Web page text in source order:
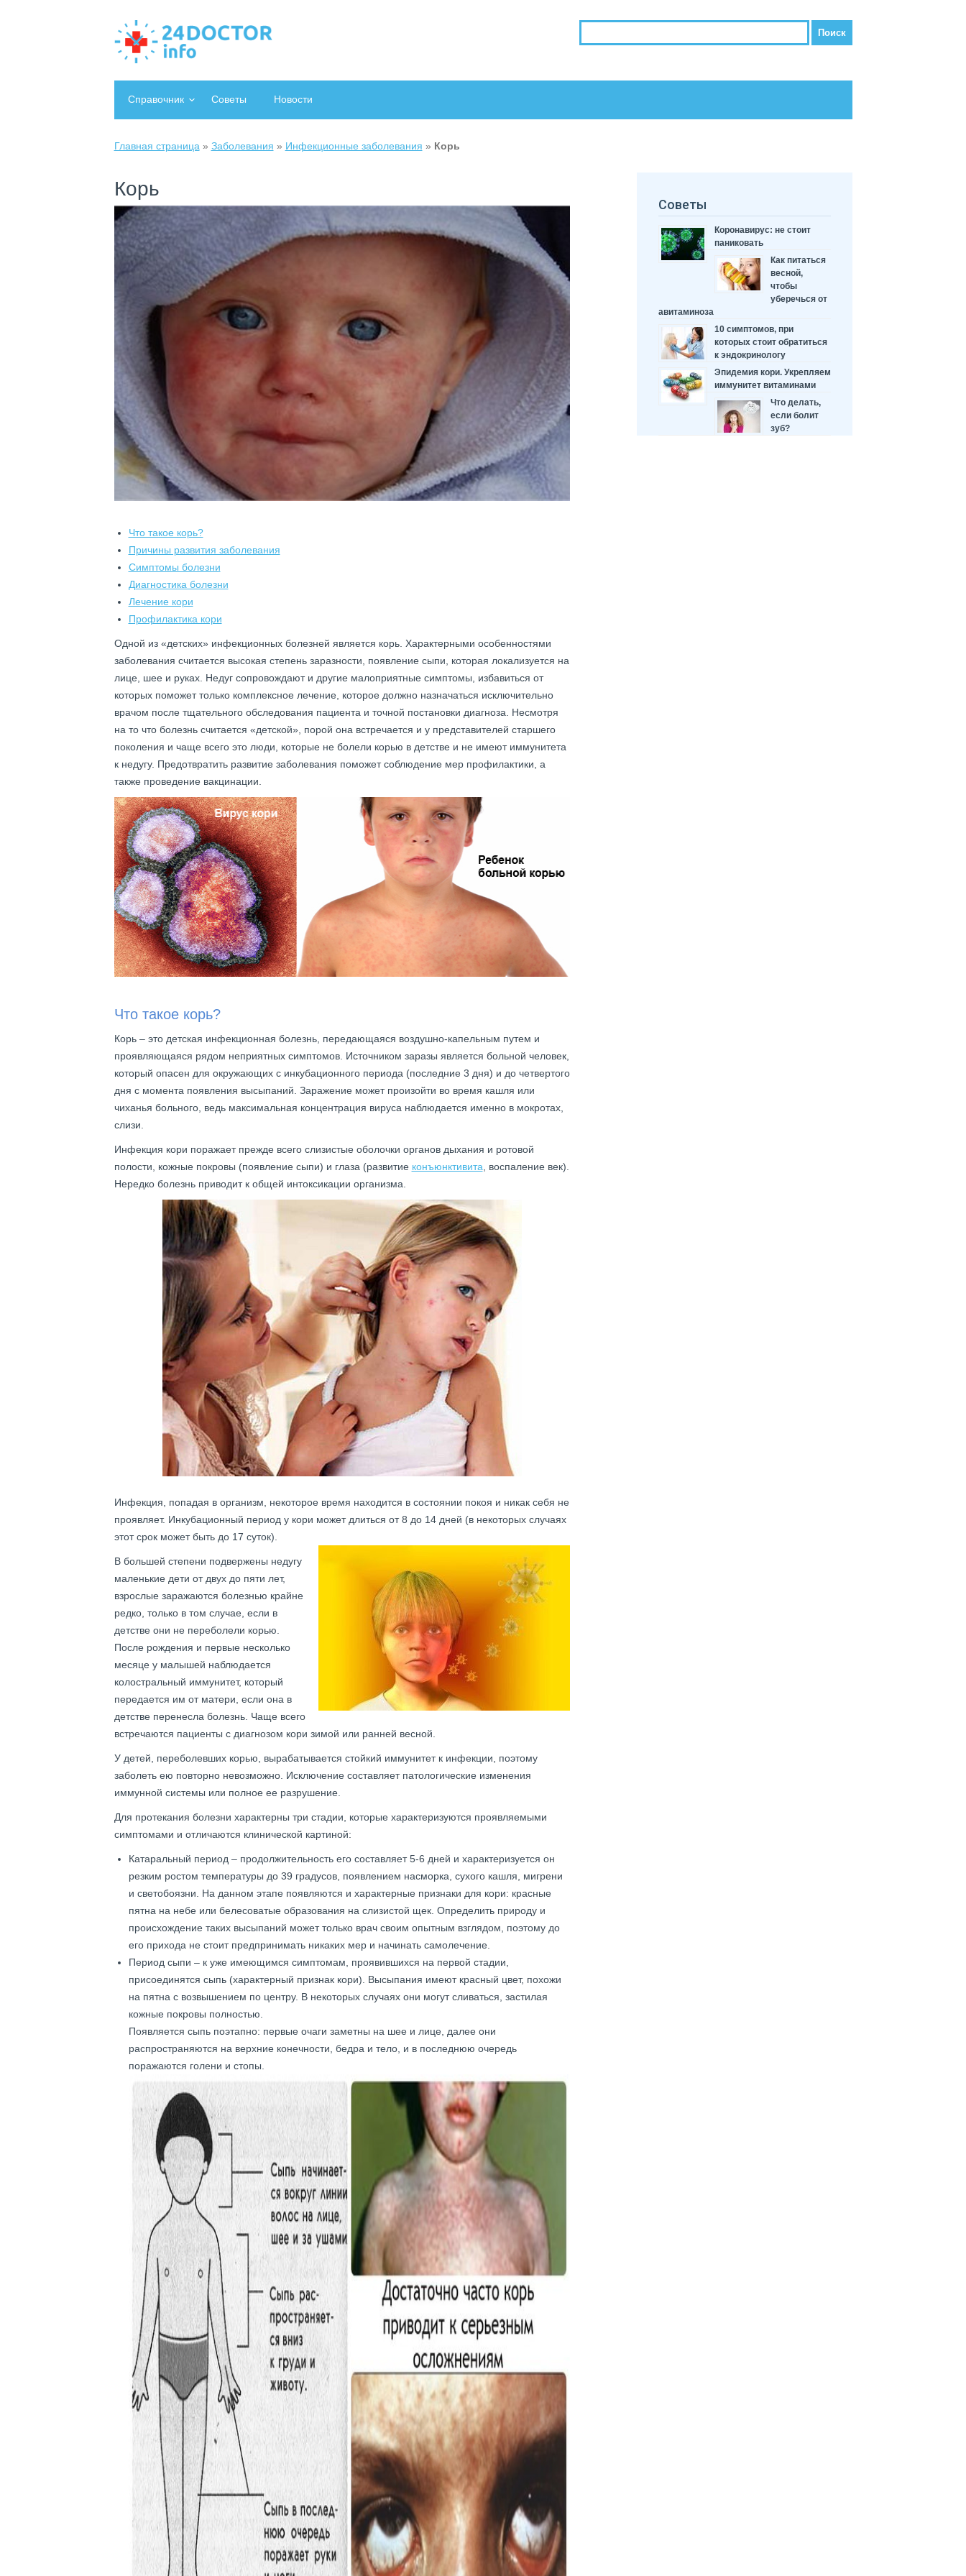
Справочник Советы Новости
Главная страница » Заболевания » Инфекционные заболевания » Корь
Корь
Что такое корь?
Причины развития заболевания
Симптомы болезни
Диагностика болезни
Лечение кори
Профилактика кори
Одной из «детских» инфекционных болезней является корь. Характерными особенностями
заболевания считается высокая степень заразности, появление сыпи, которая локализуется на
лице, шее и руках. Недуг сопровождают и другие малоприятные симптомы, избавиться от
которых поможет только комплексное лечение, которое должно назначаться исключительно
врачом после тщательного обследования пациента и точной постановки диагноза. Несмотря
на то что болезнь считается «детской», порой она встречается и у представителей старшего
поколения и чаще всего это люди, которые не болели корью в детстве и не имеют иммунитета
к недугу. Предотвратить развитие заболевания поможет соблюдение мер профилактики, а
также проведение вакцинации.
Что такое корь?
Корь – это детская инфекционная болезнь, передающаяся воздушно-капельным путем и
проявляющаяся рядом неприятных симптомов. Источником заразы является больной человек,
который опасен для окружающих с инкубационного периода (последние 3 дня) и до четвертого
дня с момента появления высыпаний. Заражение может произойти во время кашля или
чиханья больного, ведь максимальная концентрация вируса наблюдается именно в мокротах,
слизи.
Инфекция кори поражает прежде всего слизистые оболочки органов дыхания и ротовой
полости, кожные покровы (появление сыпи) и глаза (развитие конъюнктивита , воспаление век).
Нередко болезнь приводит к общей интоксикации организма.
Инфекция, попадая в организм, некоторое время находится в состоянии покоя и никак себя не
проявляет. Инкубационный период у кори может длиться от 8 до 14 дней (в некоторых случаях
этот срок может быть до 17 суток).
В большей степени подвержены недугу
маленькие дети от двух до пяти лет,
взрослые заражаются болезнью крайне
редко, только в том случае, если в
детстве они не переболели корью.
После рождения и первые несколько
месяце у малышей наблюдается
колостральный иммунитет, который
передается им от матери, если она в
детстве перенесла болезнь. Чаще всего
встречаются пациенты с диагнозом кори зимой или ранней весной.
У детей, переболевших корью, вырабатывается стойкий иммунитет к инфекции, поэтому
заболеть ею повторно невозможно. Исключение составляет патологические изменения
иммунной системы или полное ее разрушение.
Для протекания болезни характерны три стадии, которые характеризуются проявляемыми
симптомами и отличаются клинической картиной:
Катаральный период – продолжительность его составляет 5-6 дней и характеризуется он
резким ростом температуры до 39 градусов, появлением насморка, сухого кашля, мигрени
и светобоязни. На данном этапе появляются и характерные признаки для кори: красные
пятна на небе или белесоватые образования на слизистой щек. Определить природу и
происхождение таких высыпаний может только врач своим опытным взглядом, поэтому до
его прихода не стоит предпринимать никаких мер и начинать самолечение.
Период сыпи – к уже имеющимся симптомам, проявившихся на первой стадии,
присоединятся сыпь (характерный признак кори). Высыпания имеют красный цвет, похожи
на пятна с возвышением по центру. В некоторых случаях они могут сливаться, застилая
кожные покровы полностью.
Появляется сыпь поэтапно: первые очаги заметны на шее и лице, далее они
распространяются на верхние конечности, бедра и тело, и в последнюю очередь
поражаются голени и стопы.
Советы
Коронавирус: не стоит
паниковать
Как питаться
весной,
чтобы
уберечься от
авитаминоза
10 симптомов, при
которых стоит обратиться
к эндокринологу
Эпидемия кори. Укрепляем
иммунитет витаминами
Что делать,
если болит
зуб?